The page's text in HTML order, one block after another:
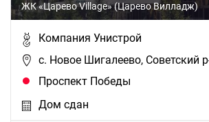
ЖК «Царево Village» (Царево Вилладж)
Компания Унистрой
c. Новое Шигалеево, Советский
Проспект Победы
Дом сдан